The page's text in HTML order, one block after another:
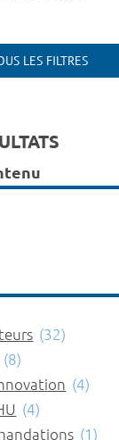
LES FILTRES
(32)
(8)
(4)
(4)
(1)